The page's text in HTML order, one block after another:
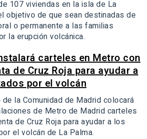
107 viviendas en la isla de La
objetivo de que sean destinadas de
o permanente a las familias
la erupción volcánica.
carteles en Metro con
de Cruz Roja para ayudar a
por el volcán
de la Comunidad de Madrid colocará
de Metro de Madrid carteles
de Cruz Roja para ayudar a los
el volcán de La Palma.